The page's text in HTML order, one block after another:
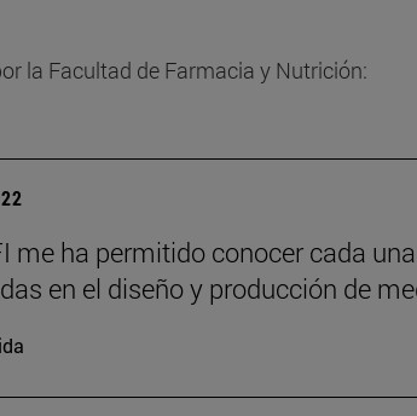
la Facultad de Farmacia y Nutrición:
me ha permitido conocer cada
en el diseño y producción de